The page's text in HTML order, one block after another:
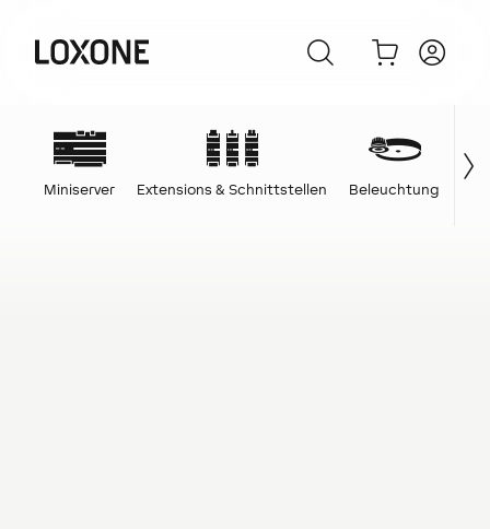
Miniserver Extensions & Schnittstellen Beleuchtung